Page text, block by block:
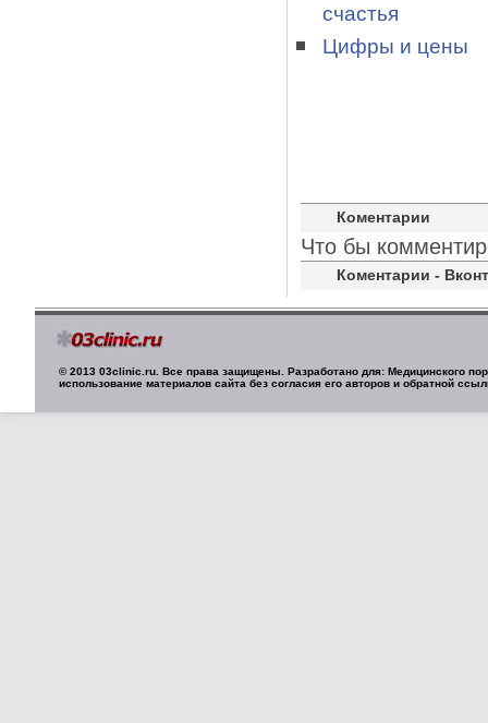
счастья
Цифры и цены
Коментарии
Что бы
Коментарии -
© 2013 03clinic.ru. Все права защищены. Разработано для: Медицинского
использование материалов сайта без согласия его авторов и обратной